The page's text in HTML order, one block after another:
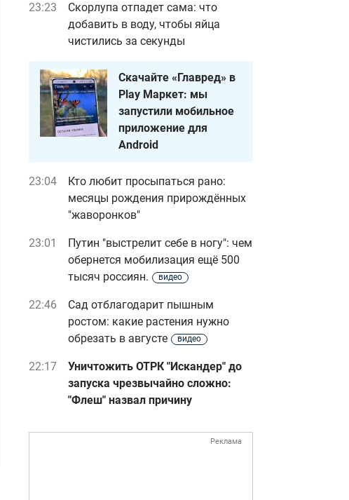
23:23
Скорлупа отпадет сама: что
добавить в воду, чтобы яйца
чистились за секунды
Скачайте «Главред» в
Play Маркет: мы
запустили мобильное
приложение для
Android
23:04
Кто любит просыпаться рано:
месяцы рождения прирождённых
"жаворонков"
23:01
Путин "выстрелит себе в ногу": чем
обернется мобилизация ещё 500
тысяч россиян.
видео
22:46
Сад отблагодарит пышным
ростом: какие растения нужно
обрезать в августе
видео
22:17
Уничтожить ОТРК "Искандер" до
запуска чрезвычайно сложно:
"Флеш" назвал причину
Реклама